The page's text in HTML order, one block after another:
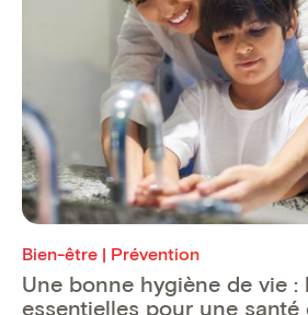
Bien-être | Prévention
Une bonne hygiène de vie :
essentielles pour une santé